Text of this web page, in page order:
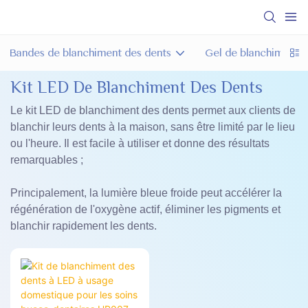
Bandes de blanchiment des dents Gel de blanchiment
Kit LED De Blanchiment Des Dents
Le kit LED de blanchiment des dents permet aux clients de
blanchir leurs dents à la maison, sans être limité par le lieu
ou l'heure. Il est facile à utiliser et donne des résultats
remarquables ;
Principalement, la lumière bleue froide peut accélérer la
régénération de l'oxygène actif, éliminer les pigments et
blanchir rapidement les dents.